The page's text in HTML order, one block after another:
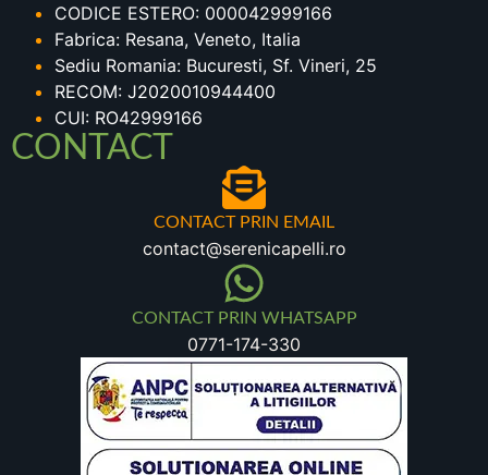
CODICE ESTERO: 000042999166
Fabrica: Resana, Veneto, Italia
Sediu Romania: Bucuresti, Sf. Vineri, 25
RECOM: J2020010944400
CUI: RO42999166
CONTACT
CONTACT PRIN EMAIL
contact@serenicapelli.ro
CONTACT PRIN WHATSAPP
0771-174-330